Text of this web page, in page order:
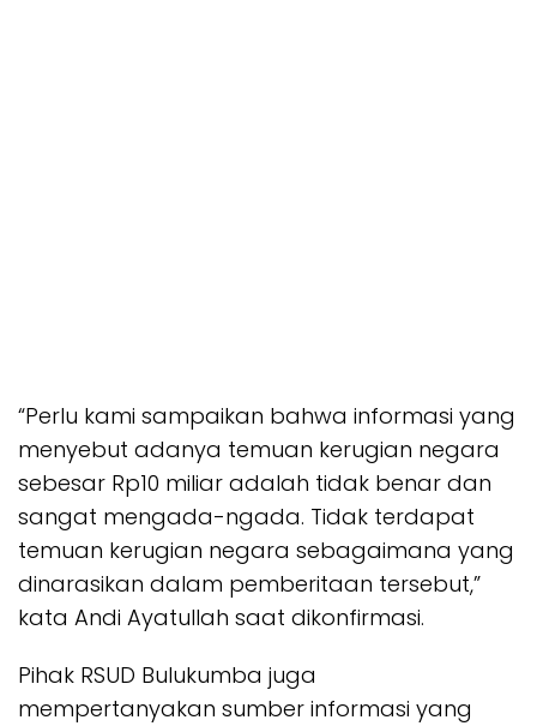
“Perlu kami sampaikan bahwa informasi yang
menyebut adanya temuan kerugian negara
sebesar Rp10 miliar adalah tidak benar dan
sangat mengada-ngada. Tidak terdapat
temuan kerugian negara sebagaimana yang
dinarasikan dalam pemberitaan tersebut,”
kata Andi Ayatullah saat dikonfirmasi.
Pihak RSUD Bulukumba juga
mempertanyakan sumber informasi yang